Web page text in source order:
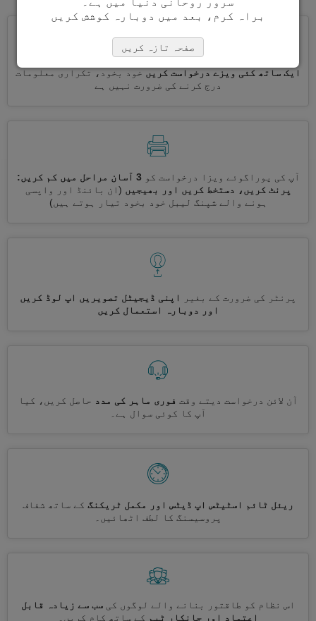
ایک ساتھ کئی ویزے درخواست کریںخود بخود، تکراری معلومات
درج کرنے کی ضرورت نہیں ہے
آپ کی یوراگوئے ویزا درخواست کو
3 آسان مراحل میں کم کریں:
پرنٹ کریں، دستخط کریں اور بھیجیں (ان بائنڈ اور واپسی
ہونے والے شپنگ لیبل خود بخود تیار ہوتے ہیں)
پرنٹر کی ضرورت کے بغیر
اپنی ڈیجیٹل تصویریں اپ لوڈ کریں
اور دوبارہ استعمال کریں
آن لائن درخواست دیتے وقت فوری ماہر کی مدد حاصل کریں، کیا
آپ کا کوئی سوال ہے۔
ریئل ٹائم اسٹیٹس اپ ڈیٹس اور مکمل ٹریکنگ کے ساتھ شفاف
پروسیسنگ کا لطف اٹھائیں۔
اس نظام کو طاقتور بنانے والے لوگوں کی سب سے زیادہ قابل
اعتماد اور جانکار ٹیم کے ساتھ کام کریں۔
براہ کرم، بعد میں دوبارہ کوشش کریں
صفحہ تازہ کریں